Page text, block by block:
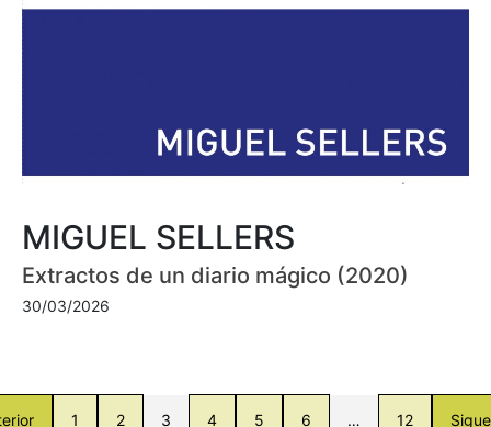
MIGUEL SELLERS
Extractos de un diario mágico (2020)
30/03/2026
1 2 3 4 5 6 … 12